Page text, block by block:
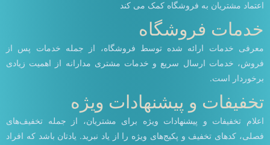
اعتماد مشتریان به فروشگاه کمک می کند
خدمات فروشگاه
معرفی خدمات ارائه شده توسط فروشگاه، از جمله خدمات پس از
فروش، خدمات ارسال سریع و خدمات مشتری مدارانه از اهمیت زیادی
برخوردار است.
تخفیفات و پیشنهادات ویژه
اعلام تخفیفات و پیشنهادات ویژه برای مشتریان، از جمله تخفیف‌های
فصلی، کدهای تخفیف و پکیج‌های ویژه را از یاد نبرید. یادتان باشد که افراد